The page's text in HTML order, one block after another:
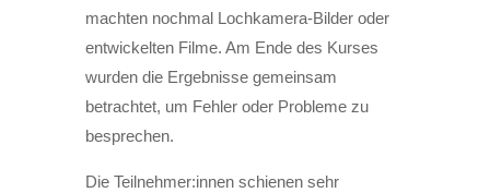
machten nochmal Lochkamera-Bilder oder
entwickelten Filme. Am Ende des Kurses
wurden die Ergebnisse gemeinsam
betrachtet, um Fehler oder Probleme zu
besprechen.
Die Teilnehmer:innen schienen sehr